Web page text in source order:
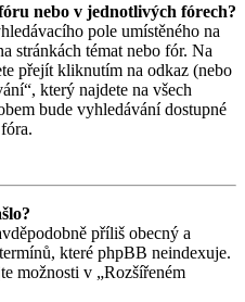
nebo v jednotlivých fórech?
pole umístěného na
stránkách témat nebo fór. Na
přejít kliknutím na odkaz (nebo
který najdete na všech
bude vyhledávání dostupné
příliš obecný a
které phpBB neindexuje.
možnosti v „Rozšířeném